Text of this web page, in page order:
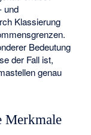
und
Klassierung
Bedeutung
der Fall ist,
genau
Merkmale